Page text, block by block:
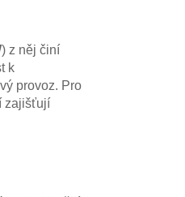
) z něj činí
k
provoz. Pro
zajišťují